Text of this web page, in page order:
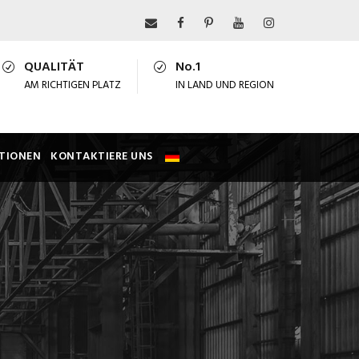
QUALITÄT
AM RICHTIGEN PLATZ
No.1
IN LAND UND REGION
KONTAKTIERE UNS